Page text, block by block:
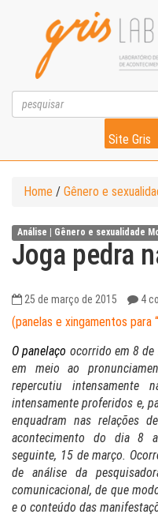
Site Gris
Home / Gênero e
Análise | Gênero e sexualidade
Joga pedra
25 de março de 2015 4
(panelas e xingamentos para
O panelaço ocorrido em 8 de
em meio ao
repercutiu intensamente
intensamente proferidos e,
enquadram nas relações
acontecimento do dia 8
seguinte, 15 de março.
de análise da
comunicacional, de que
e o conteúdo das